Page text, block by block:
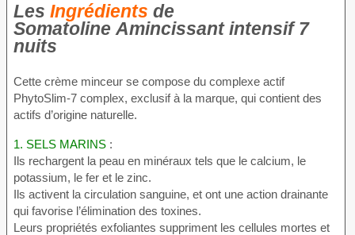
Les Ingrédients de
Somatoline Amincissant intensif 7
nuits
Cette crème minceur se compose du complexe actif
PhytoSlim-7 complex, exclusif à la marque, qui contient des
actifs d’origine naturelle.
1. SELS MARINS :
Ils rechargent la peau en minéraux tels que le calcium, le
potassium, le fer et le zinc.
Ils activent la circulation sanguine, et ont une action drainante
qui favorise l’élimination des toxines.
Leurs propriétés exfoliantes suppriment les cellules mortes et